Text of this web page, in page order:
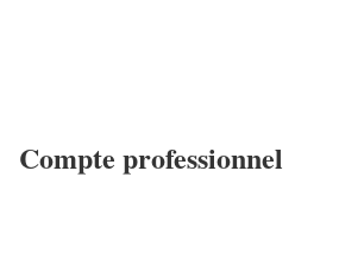
Compte professionnel